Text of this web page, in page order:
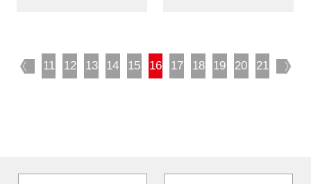
prev
11 12 13 14 15 16 17 18 19 20 21